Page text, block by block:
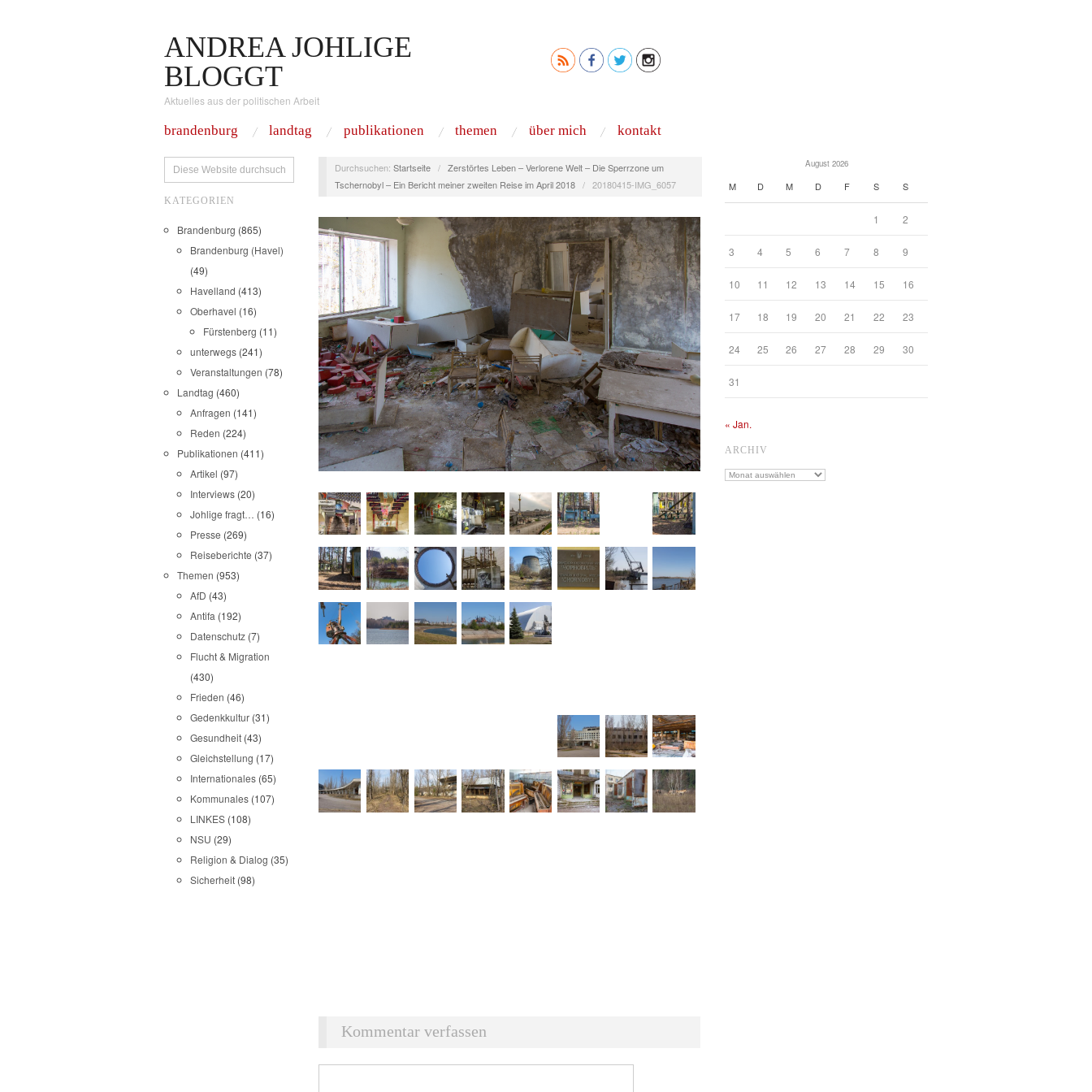
ANDREA JOHLIGE
BLOGGT
Aktuelles aus der politischen Arbeit
brandenburg landtag publikationen themen über mich kontakt
KATEGORIEN
Brandenburg (865)
Brandenburg (Havel)
(49)
Havelland (413)
Oberhavel (16)
Fürstenberg (11)
unterwegs (241)
Veranstaltungen (78)
Landtag (460)
Anfragen (141)
Reden (224)
Publikationen (411)
Artikel (97)
Interviews (20)
Johlige fragt… (16)
Presse (269)
Reiseberichte (37)
Themen (953)
AfD (43)
Antifa (192)
Datenschutz (7)
Flucht & Migration
(430)
Frieden (46)
Gedenkkultur (31)
Gesundheit (43)
Gleichstellung (17)
Internationales (65)
Kommunales (107)
LINKES (108)
NSU (29)
Religion & Dialog (35)
Sicherheit (98)
Durchsuchen: Startseite / Zerstörtes Leben – Verlorene Welt – Die Sperrzone um
Tschernobyl – Ein Bericht meiner zweiten Reise im April 2018 / 20180415-IMG_6057
Kommentar verfassen
August 2026
M D M D F S S
1 2
3 4 5 6 7 8 9
10 11 12 13 14 15 16
17 18 19 20 21 22 23
24 25 26 27 28 29 30
31
« Jan.
ARCHIV
Archiv